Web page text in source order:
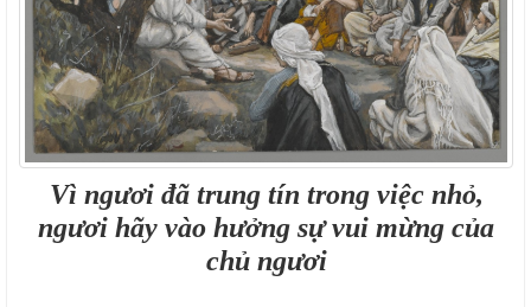
Vì ngươi đã trung tín trong việc nhỏ,
ngươi hãy vào hưởng sự vui mừng của
chủ ngươi